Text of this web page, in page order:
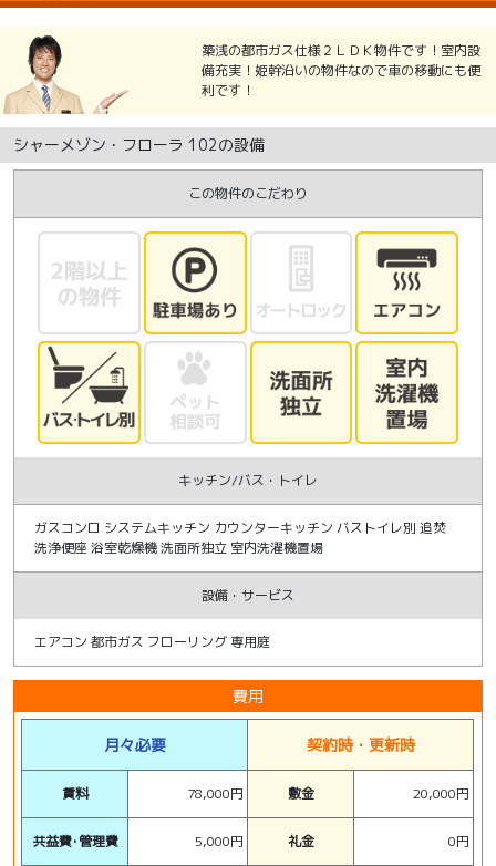
築浅の都市ガス仕様２ＬＤＫ物件です！室内設
備充実！姫幹沿いの物件なので車の移動にも便
利です！
シャーメゾン・フローラ 102の設備
この物件のこだわり
キッチン/バス・トイレ
ガスコンロ システムキッチン カウンターキッチン バストイレ別 追焚
洗浄便座 浴室乾燥機 洗面所独立 室内洗濯機置場
設備・サービス
エアコン 都市ガス フローリング 専用庭
費用
月々必要
賃料 78,000円
共益費･管理費 5,000円
契約時・更新時
敷金 20,000円
礼金 0円